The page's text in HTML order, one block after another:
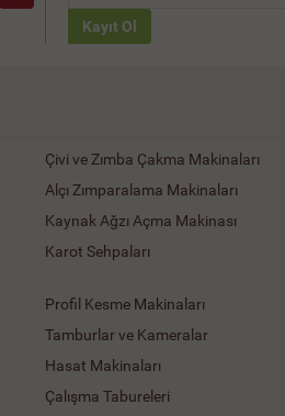
Kayıt Ol
Çivi ve Zımba Çakma Makinaları
Alçı Zımparalama Makinaları
Kaynak Ağzı Açma Makinası
Karot Sehpaları
Profil Kesme Makinaları
Tamburlar ve Kameralar
Hasat Makinaları
Çalışma Tabureleri